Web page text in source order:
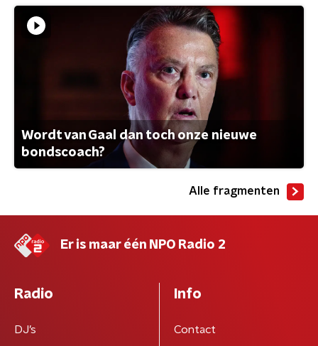
Wordt van Gaal dan toch onze nieuwe
bondscoach?
Alle fragmenten
Er is maar één NPO Radio 2
Radio
DJ’s
Info
Contact